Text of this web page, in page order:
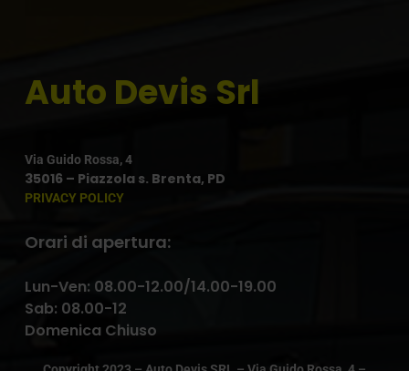
Auto Devis Srl
Via Guido Rossa, 4
35016 – Piazzola s. Brenta, PD
PRIVACY POLICY
Orari di apertura:
Lun-Ven: 08.00-12.00/14.00-19.00
Sab: 08.00-12
Domenica Chiuso